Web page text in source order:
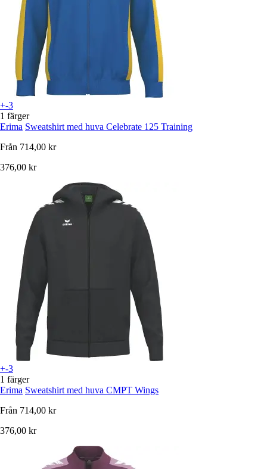
+-3
1 färger
Erima Sweatshirt med huva Celebrate 125 Training
Från 714,00 kr
376,00 kr
+-3
1 färger
Erima Sweatshirt med huva CMPT Wings
Från 714,00 kr
376,00 kr